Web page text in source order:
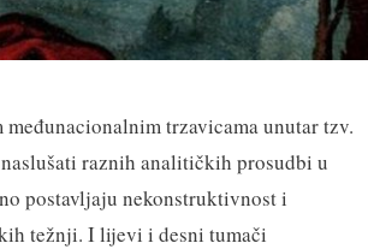
trzavicama unutar tzv.
raznih analitičkih prosudbi u
postavljaju nekonstruktivnost i
težnji. I lijevi i desni tumači